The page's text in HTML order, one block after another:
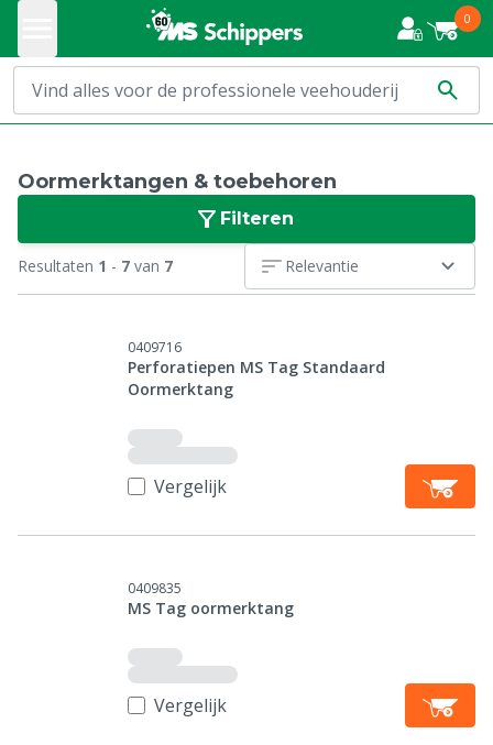
0
Oormerktangen & toebehoren
Filteren
Resultaten 1 - 7 van 7 Relevantie
0409716
Perforatiepen MS Tag Standaard
Oormerktang
Vergelijk
0409835
MS Tag oormerktang
Vergelijk